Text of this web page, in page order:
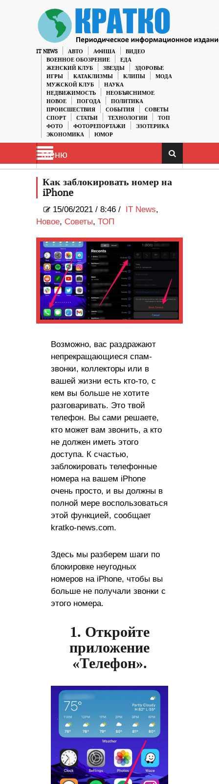
IT NEWS АВТО АФИША
ВИДЕО
ВОЕННОЕ ОБОЗРЕНИЕ
ЕДА
ЖЕНСКИЙ КЛУБ
ЗВЕЗДЫ
ЗДОРОВЬЕ
ИГРЫ
КАТАКЛИЗМЫ КЛИПЫ
МОДА
МУЖСКОЙ КЛУБ
НАУКА
НЕДВИЖИМОСТЬ
НЕОБЪЯСНИМОЕ
НОВОЕ
ПОГОДА
ПОЛИТИКА
ПРОИСШЕСТВИЯ
СОБЫТИЯ
СОВЕТЫ
СПОРТ
СТАТЬИ ТЕХНОЛОГИИ
ТОП
ФОТО
ФОТОРЕПОРТАЖИ
ЭЗОТЕРИКА
ЭКОНОМИКА
ЮМОР
Меню
Как заблокировать номер на
iPhone
15/06/2021 / 8:46 / IT News,
Новое, Советы, ТОП
Возможно, вас раздражают
непрекращающиеся спам-
звонки, коллекторы или в
вашей жизни есть кто-то, с
кем вы больше не хотите
разговаривать. Это твой
телефон. Вы сами решаете,
кто может вам звонить, а кто
не должен иметь этого
доступа. К счастью,
заблокировать телефонные
номера на вашем iPhone
очень просто, и вы должны в
полной мере воспользоваться
этой функцией, сообщает
kratko-news.com.
Здесь мы разберем шаги по
блокировке неугодных
номеров на iPhone, чтобы вы
больше не получали звонки с
этого номера.
1. Откройте
приложение
«Телефон».